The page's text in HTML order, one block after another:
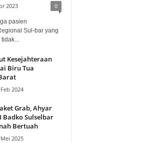
2023 0
pasien
Sul-bar yang
Kesejahteraan
Biru Tua
2024
Grab, Ahyar
Badko Sulselbar
Bertuah
2025